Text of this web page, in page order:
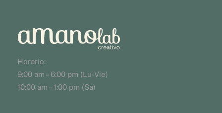
Horario:
9:00 am – 6:00 pm (Lu-Vie)
10:00 am – 1:00 pm (Sa)